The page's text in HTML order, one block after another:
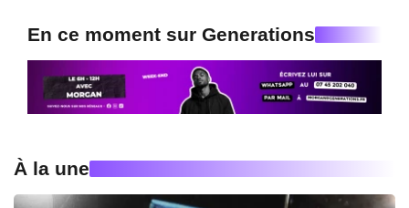
En ce moment sur Generations
À la une